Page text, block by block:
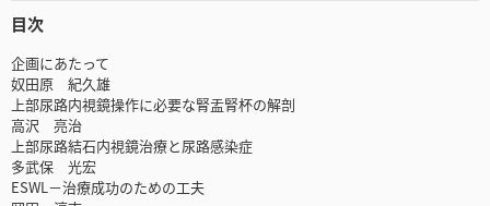
目次
企画にあたって
奴田原 紀久雄
上部尿路内視鏡操作に必要な腎盂腎杯の解剖
高沢 亮治
上部尿路結石内視鏡治療と尿路感染症
多武保 光宏
ESWL－治療成功のための工夫